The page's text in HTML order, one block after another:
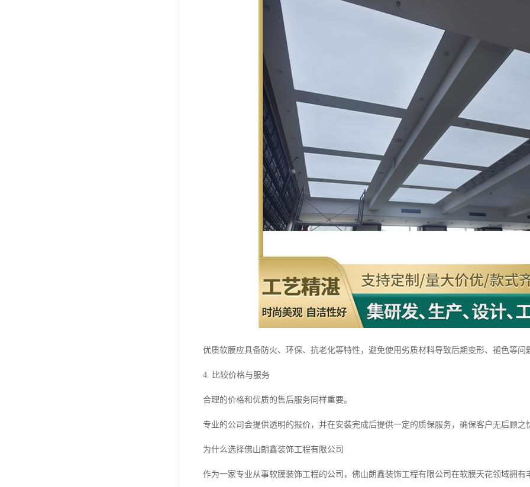
优质软膜应具备防火、环保、抗老化等特性，避免使用劣质材料导致后期变形、褪色等问
4. 比较价格与服务
合理的价格和优质的售后服务同样重要。
专业的公司会提供透明的报价，并在安装完成后提供一定的质保服务，确保客户无后顾之
为什么选择佛山朗鑫装饰工程有限公司
作为一家专业从事软膜装饰工程的公司，佛山朗鑫装饰工程有限公司在软膜天花领域拥有